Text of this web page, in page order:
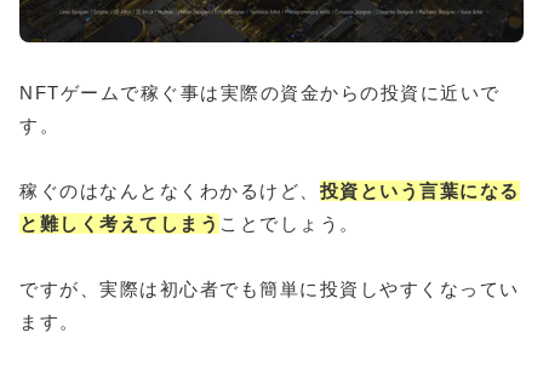
NFTゲームで稼ぐ事は実際の資金からの投資に近いで
す。
稼ぐのはなんとなくわかるけど、 投資という言葉になる
と難しく考えてしまう ことでしょう。
ですが、実際は初心者でも簡単に投資しやすくなってい
ます。